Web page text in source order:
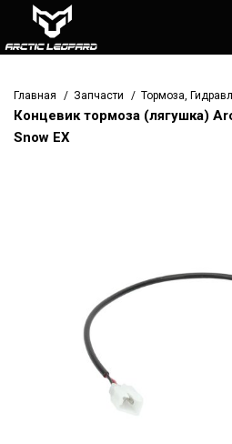
Главная Запчасти Тормоза,
Концевик тормоза (лягушка)
Snow EX